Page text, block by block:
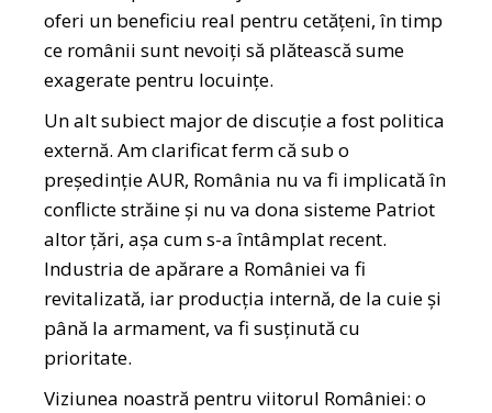
oferi un beneficiu real pentru cetățeni, în timp
ce românii sunt nevoiți să plătească sume
exagerate pentru locuințe.
Un alt subiect major de discuție a fost politica
externă. Am clarificat ferm că sub o
președinție AUR, România nu va fi implicată în
conflicte străine și nu va dona sisteme Patriot
altor țări, așa cum s-a întâmplat recent.
Industria de apărare a României va fi
revitalizată, iar producția internă, de la cuie și
până la armament, va fi susținută cu
prioritate.
Viziunea noastră pentru viitorul României: o